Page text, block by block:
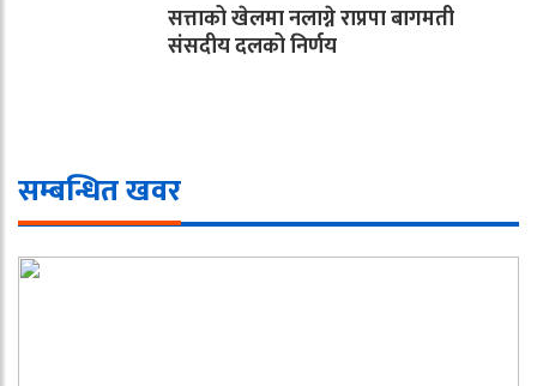
सत्ताको खेलमा नलाग्ने राप्रपा बागमती
संसदीय दलको निर्णय
सम्बन्धित खवर